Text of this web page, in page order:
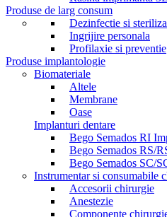
Produse de larg consum
Dezinfectie si
Ingrijire personala
Profilaxie si preventie
Produse implantologie
Biomateriale
Altele
Membrane
Oase
Implanturi dentare
Bego Semados RI
Bego Semados RS/
Bego Semados SC/
Instrumentar si consumabile
Accesorii chirurgie
Anestezie
Componente